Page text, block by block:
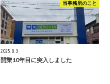
当事務所のこと
2025.8.3
開業10年目に突入しました